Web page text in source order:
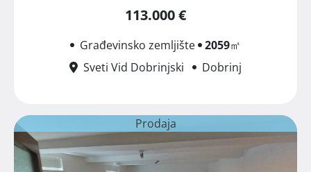
113.000 €
Građevinsko zemljište 2059㎡
Sveti Vid Dobrinjski
Dobrinj
Prodaja